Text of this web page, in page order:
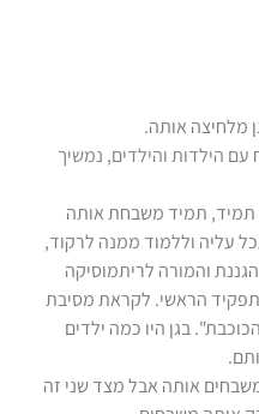
מלחיצה אותה.
עם הילדות והילדים, נמשיך
תמיד משבחת אותה
עליה וללמוד ממנה לרקוד,
והמורה לריתמוסיקה
הראשי. לקראת מסיבת
בגן היו כמה ילדים
אותה אבל מצד שני זה